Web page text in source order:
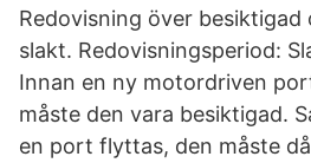
Redovisning över besiktigad
slakt. Redovisningsperiod:
Innan en ny motordriven
måste den vara besiktigad.
en port flyttas, den måste